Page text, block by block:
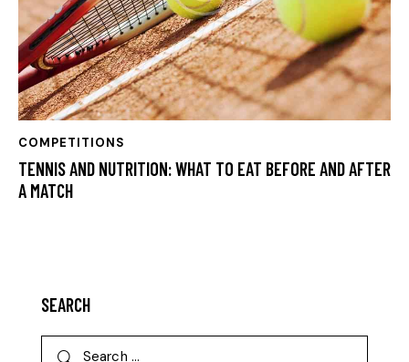
COMPETITIONS
TENNIS AND NUTRITION: WHAT TO EAT BEFORE AND AFTER
A MATCH
SEARCH